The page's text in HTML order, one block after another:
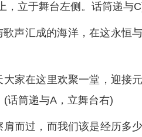
，立于舞台左侧。话筒递与
声汇成的海洋，在这永恒
家在这里欢聚一堂，迎接
话筒递与A，立舞台右)
而过，而我们该是经历多